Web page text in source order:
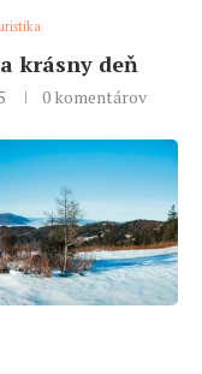
krásny deň
0 komentárov